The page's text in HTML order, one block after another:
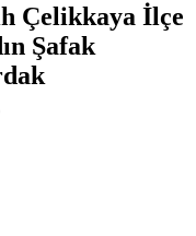
Çelikkaya İlçe
Şafak